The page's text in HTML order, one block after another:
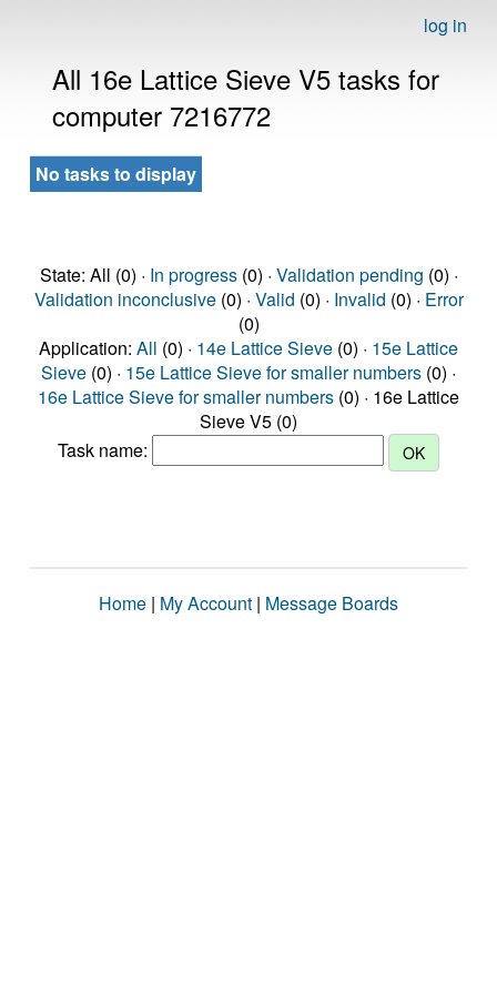
log in
All 16e Lattice Sieve V5 tasks for
computer 7216772
No tasks to display
State: All (0) · In progress(0) · Validation pending (0) ·
Validation inconclusive(0) · Valid (0) · Invalid (0) · Error
(0)
Application: All (0) · 14e Lattice Sieve (0) · 15e Lattice
Sieve (0) · 15e Lattice Sieve for smaller numbers (0) ·
16e Lattice Sieve for smaller numbers (0) · 16e Lattice
Sieve V5 (0)
Task name:
Home | My Account | Message Boards